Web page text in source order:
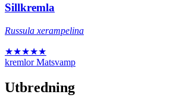
Sillkremla
Russula xerampelina
★★★★★
kremlor Matsvamp
Utbredning